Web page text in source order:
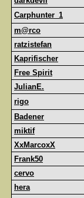
Carphunter_1
m@rco
ratzistefan
Kaprifischer
Free Spirit
JulianE.
rigo
Badener
miktif
XxMarcoxX
Frank50
cervo
hera